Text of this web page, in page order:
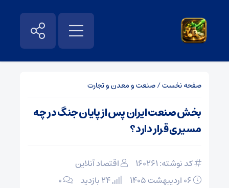
صفحه نخست/صنعت و معدن و تجارت
بخش صنعت ایران پس از پایان جنگ در چه
مسیری قرار دارد؟
کد نوشته: 160261
اقتصاد آنلاین
۰